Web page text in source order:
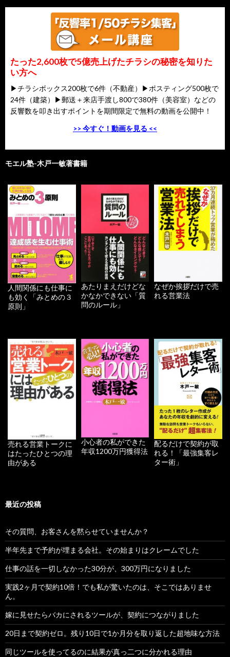
たった2,600枚で5億売上げたチラシの秘密を知りた
い方へ
▶チラシボックス200枚で6件（不動産）▶ポスティング500枚で
24件（建築）▶郵送＋来店手渡し800で380件（美容室）などの
反響数を叩き出すポイントを期間限定で無料の動画を公開中！
>> 今すぐ！動画を見る <<
モエル塾-木戸一敏著書籍
人間関係にも仕事に
も効く「みとめの３
原則」
あたりまえだけどな
かなかできない「質
問のルール」
なぜか挨拶だけで売
れる営業法
売れる営業トークに
はたったひとつの理
由がある
小心者の私ができた
年収1200万円獲得法
配るだけで契約が取
れる！「最強集客レ
ター術」
最近の投稿
その質問、お客さんを黙らせていませんか？
半年先まで予約が埋まる会社。その始まりはクレームでした
仕事の話を一切しなかった30分が、300万円になりました
実践2ヶ月で契約10倍！でも私が驚いたのは、そこではありませ
ん。
嫁に見せたらバカにされるツールが、契約につながりました
20日まで契約ゼロ。残り10日で1か月分を取り返した超地味な方法
同じツールを使ってるのに結果が真っ二つに分かれる理由